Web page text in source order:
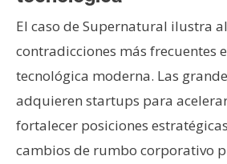
El caso de Supernatural ilustra
contradicciones más frecuentes
tecnológica moderna. Las
adquieren startups para
fortalecer posiciones
cambios de rumbo corporativo